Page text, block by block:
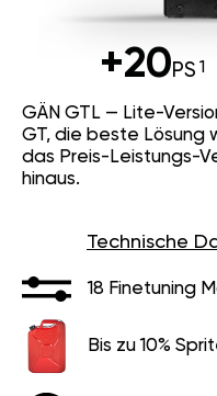
+20PS
GÄN GTL — Lite-
GT, die beste Lösung
das Preis-Leistungs-
hinaus.
Technische
18 Finetuning
Bis zu 10%